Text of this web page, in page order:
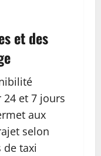
et des
et 7 jours
aux
selon
de taxi